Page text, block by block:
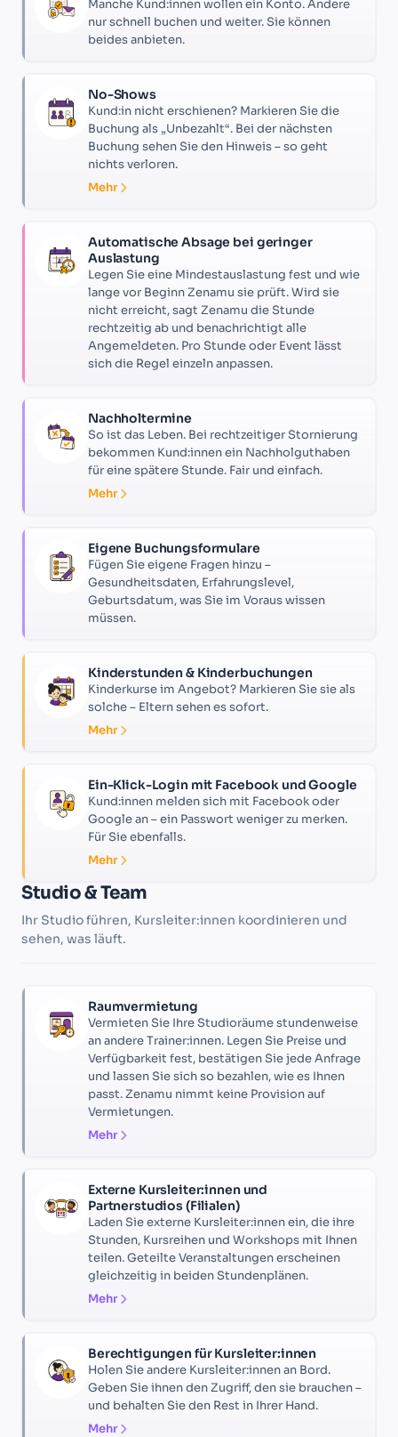
Manche Kund:innen wollen ein Konto. Andere
nur schnell buchen und weiter. Sie können
beides anbieten.
No-Shows
Kund:in nicht erschienen? Markieren Sie die
Buchung als „Unbezahlt“. Bei der nächsten
Buchung sehen Sie den Hinweis – so geht
nichts verloren.
Mehr
Automatische Absage bei geringer
Auslastung
Legen Sie eine Mindestauslastung fest und wie
lange vor Beginn Zenamu sie prüft. Wird sie
nicht erreicht, sagt Zenamu die Stunde
rechtzeitig ab und benachrichtigt alle
Angemeldeten. Pro Stunde oder Event lässt
sich die Regel einzeln anpassen.
Nachholtermine
So ist das Leben. Bei rechtzeitiger Stornierung
bekommen Kund:innen ein Nachholguthaben
für eine spätere Stunde. Fair und einfach.
Mehr
Eigene Buchungsformulare
Fügen Sie eigene Fragen hinzu –
Gesundheitsdaten, Erfahrungslevel,
Geburtsdatum, was Sie im Voraus wissen
müssen.
Kinderstunden & Kinderbuchungen
Kinderkurse im Angebot? Markieren Sie sie als
solche – Eltern sehen es sofort.
Mehr
Ein-Klick-Login mit Facebook und Google
Kund:innen melden sich mit Facebook oder
Google an – ein Passwort weniger zu merken.
Für Sie ebenfalls.
Mehr
Studio & Team
Ihr Studio führen, Kursleiter:innen koordinieren und
sehen, was läuft.
Raumvermietung
Vermieten Sie Ihre Studioräume stundenweise
an andere Trainer:innen. Legen Sie Preise und
Verfügbarkeit fest, bestätigen Sie jede Anfrage
und lassen Sie sich so bezahlen, wie es Ihnen
passt. Zenamu nimmt keine Provision auf
Vermietungen.
Mehr
Externe Kursleiter:innen und
Partnerstudios (Filialen)
Laden Sie externe Kursleiter:innen ein, die ihre
Stunden, Kursreihen und Workshops mit Ihnen
teilen. Geteilte Veranstaltungen erscheinen
gleichzeitig in beiden Stundenplänen.
Mehr
Berechtigungen für Kursleiter:innen
Holen Sie andere Kursleiter:innen an Bord.
Geben Sie ihnen den Zugriff, den sie brauchen –
und behalten Sie den Rest in Ihrer Hand.
Mehr